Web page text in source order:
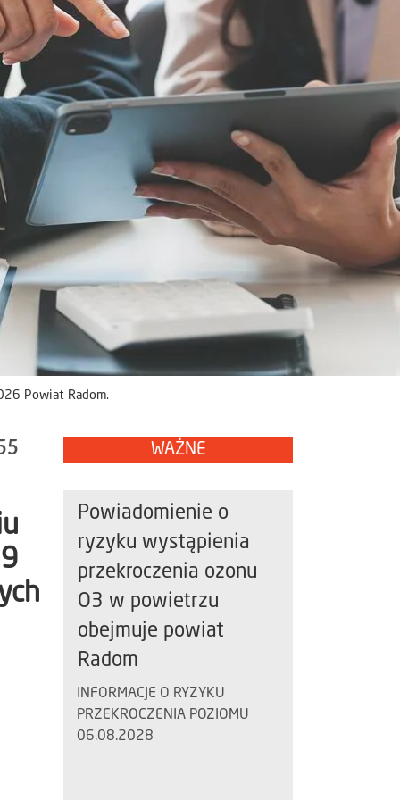
Powiat Radom.
WAŻNE
Powiadomienie o
ryzyku wystąpienia
przekroczenia ozonu
O3 w powietrzu
obejmuje powiat
Radom
INFORMACJE O RYZYKU
PRZEKROCZENIA POZIOMU
06.08.2028